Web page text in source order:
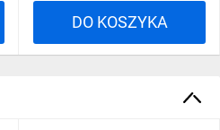
DO KOSZYKA